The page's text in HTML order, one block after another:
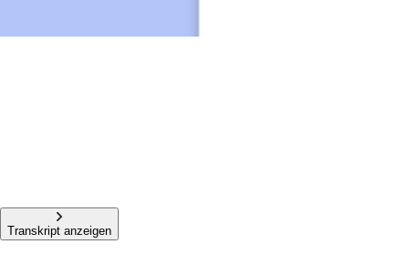
Transkript anzeigen